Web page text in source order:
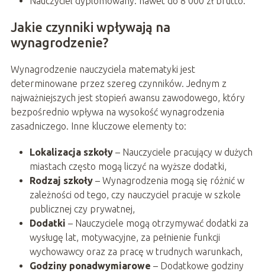
Jakie czynniki wpływają na
wynagrodzenie?
Wynagrodzenie nauczyciela matematyki jest
determinowane przez szereg czynników. Jednym z
najważniejszych jest stopień awansu zawodowego, który
bezpośrednio wpływa na wysokość wynagrodzenia
zasadniczego. Inne kluczowe elementy to:
Lokalizacja szkoły– Nauczyciele pracujący w dużych
miastach często mogą liczyć na wyższe dodatki,
Rodzaj szkoły– Wynagrodzenia mogą się różnić w
zależności od tego, czy nauczyciel pracuje w szkole
publicznej czy prywatnej,
Dodatki – Nauczyciele mogą otrzymywać dodatki za
wysługę lat, motywacyjne, za pełnienie funkcji
wychowawcy oraz za pracę w trudnych warunkach,
Godziny ponadwymiarowe – Dodatkowe godziny